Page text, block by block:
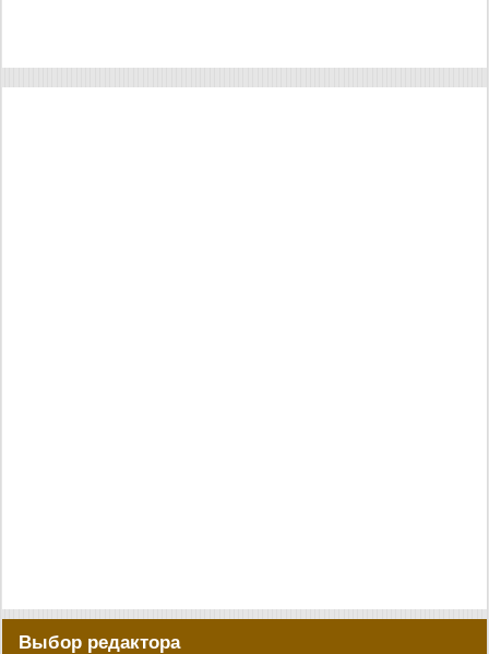
Выбор редактора